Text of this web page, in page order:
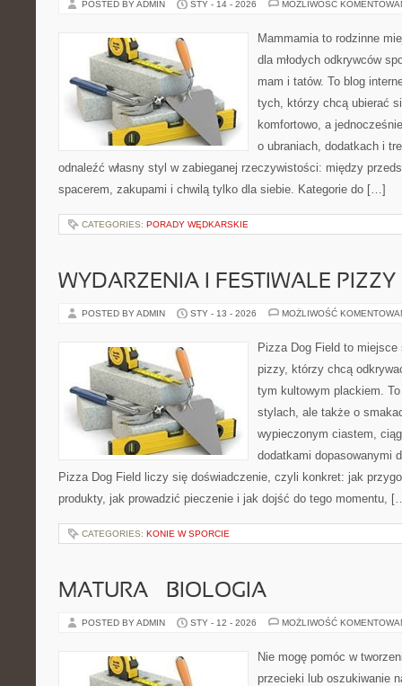
POSTED BY ADMIN STY - 14 - 2026 MOŻLIWOŚĆ
Mammamia to rodzinne
dla młodych odkrywców
mam i tatów. To blog
tych, którzy chcą ubierać
komfortowo, a
o ubraniach, dodatkach i
odnaleźć własny styl w zabieganej rzeczywistości: między
spacerem, zakupami i chwilą tylko dla siebie. Kategorie do […]
CATEGORIES: PORADY WĘDKARSKIE
WYDARZENIA I FESTIWALE PIZZY
POSTED BY ADMIN STY - 13 - 2026 MOŻLIWOŚĆ
Pizza Dog Field to
pizzy, którzy chcą
tym kultowym plackiem.
stylach, ale także o
wypieczonym ciastem,
dodatkami dopasowanymi
Pizza Dog Field liczy się doświadczenie, czyli konkret: jak
produkty, jak prowadzić pieczenie i jak dojść do tego momentu,
CATEGORIES: KONIE W SPORCIE
MATURA – BIOLOGIA
POSTED BY ADMIN STY - 12 - 2026 MOŻLIWOŚĆ
Nie mogę pomóc w
przecieki lub oszukiwanie